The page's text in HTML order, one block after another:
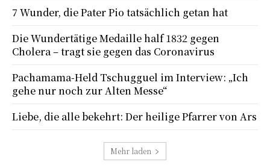
7 Wunder, die Pater Pio tatsächlich getan hat
Die Wundertätige Medaille half 1832 gegen
Cholera – tragt sie gegen das Coronavirus
Pachamama-Held Tschugguel im Interview: „Ich
gehe nur noch zur Alten Messe“
Liebe, die alle bekehrt: Der heilige Pfarrer von Ars
Mehr laden